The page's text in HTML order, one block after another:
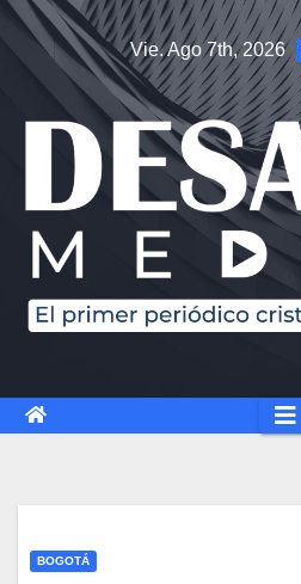
Vie. Ago 7th, 2026
BOGOTÁ